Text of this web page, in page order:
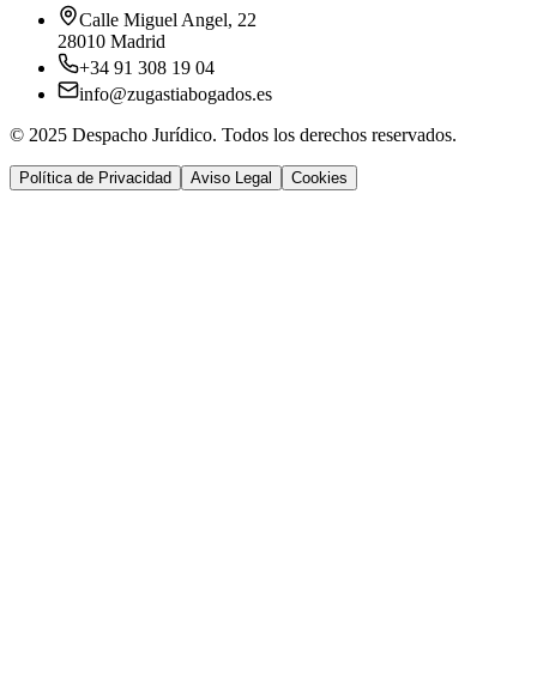
Calle Miguel Angel, 22
28010 Madrid
+34 91 308 19 04
info@zugastiabogados.es
© 2025 Despacho Jurídico. Todos los derechos reservados.
Política de Privacidad Aviso Legal Cookies